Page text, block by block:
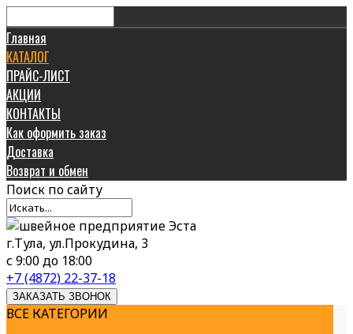
Главная
КАТАЛОГ
ПРАЙС-ЛИСТ
АКЦИИ
КОНТАКТЫ
Как оформить заказ
Доставка
Возврат и обмен
Поиск по сайту
г.Тула, ул.Прокудина, 3
с 9:00 до 18:00
+7 (4872) 22-37-18
ЗАКАЗАТЬ ЗВОНОК
ВСЕ КАТЕГОРИИ